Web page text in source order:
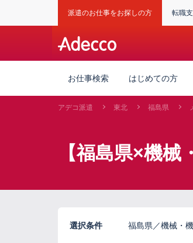
派遣のお仕事をお探しの方 転職
お仕事検索 はじめての方
アデコ派遣 東北 福島県
【福島県×機
選択条件 福島県／機械・